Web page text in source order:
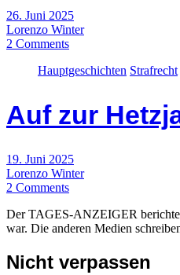
26. Juni 2025
Lorenzo Winter
2 Comments
Hauptgeschichten Strafrecht
Auf zur
19. Juni 2025
Lorenzo Winter
2 Comments
Der TAGES-ANZEIGER
war. Die anderen Medien
Nicht verpassen